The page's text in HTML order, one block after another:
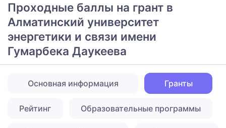
Проходные баллы на грант в
Алматинский университет
энергетики и связи имени
Гумарбека Даукеева
Основная информация Гранты
Рейтинг Образовательные программы